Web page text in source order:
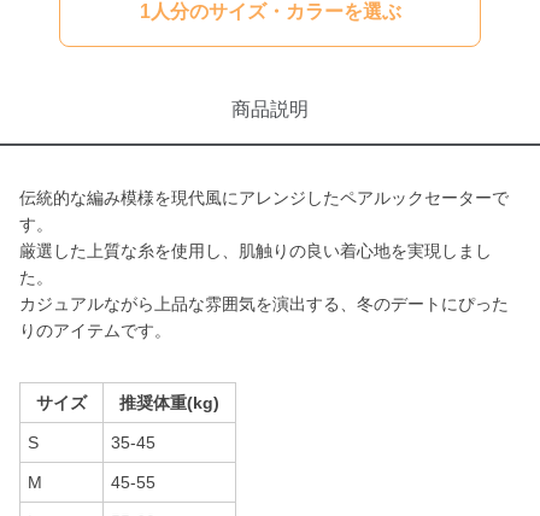
1人分のサイズ・カラーを選ぶ
商品説明
伝統的な編み模様を現代風にアレンジしたペアルックセーターで
す。
厳選した上質な糸を使用し、肌触りの良い着心地を実現しまし
た。
カジュアルながら上品な雰囲気を演出する、冬のデートにぴった
りのアイテムです。
サイズ 推奨体重(kg)
S 35-45
M 45-55